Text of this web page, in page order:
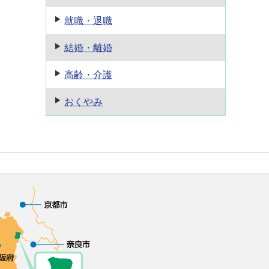
就職・退職
結婚・離婚
高齢・介護
おくやみ